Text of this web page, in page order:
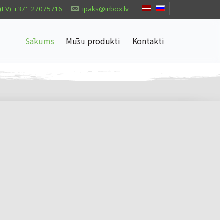
(LV) +371 27075716 ipaks@inbox.lv
Sākums Mūsu produkti Kontakti